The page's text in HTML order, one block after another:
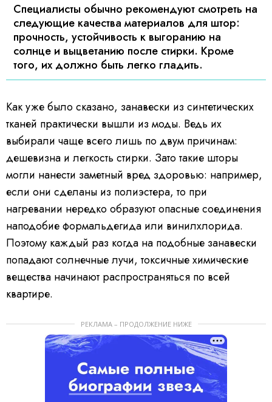
Специалисты обычно рекомендуют смотреть на
следующие качества материалов для штор:
прочность, устойчивость к выгоранию на
солнце и выцветанию после стирки. Кроме
того, их должно быть легко гладить.
Как уже было сказано, занавески из синтетических
тканей практически вышли из моды. Ведь их
выбирали чаще всего лишь по двум причинам:
дешевизна и легкость стирки. Зато такие шторы
могли нанести заметный вред здоровью: например,
если они сделаны из полиэстера, то при
нагревании нередко образуют опасные соединения
наподобие формальдегида или винилхлорида.
Поэтому каждый раз когда на подобные занавески
попадают солнечные лучи, токсичные химические
вещества начинают распространяться по всей
квартире.
РЕКЛАМА – ПРОДОЛЖЕНИЕ НИЖЕ